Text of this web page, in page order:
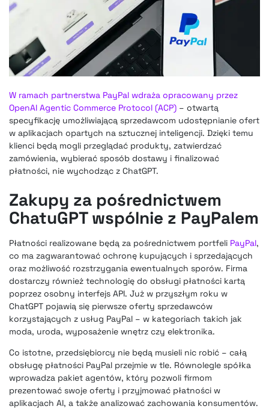
W ramach partnerstwa PayPal wdraża opracowany przez
OpenAI Agentic Commerce Protocol (ACP) – otwartą
specyfikację umożliwiającą sprzedawcom udostępnianie ofert
w aplikacjach opartych na sztucznej inteligencji. Dzięki temu
klienci będą mogli przeglądać produkty, zatwierdzać
zamówienia, wybierać sposób dostawy i finalizować
płatności, nie wychodząc z ChatGPT.
Zakupy za pośrednictwem
ChatuGPT wspólnie z PayPalem
Płatności realizowane będą za pośrednictwem portfeli PayPal,
co ma zagwarantować ochronę kupujących i sprzedających
oraz możliwość rozstrzygania ewentualnych sporów. Firma
dostarczy również technologię do obsługi płatności kartą
poprzez osobny interfejs API. Już w przyszłym roku w
ChatGPT pojawią się pierwsze oferty sprzedawców
korzystających z usług PayPal – w kategoriach takich jak
moda, uroda, wyposażenie wnętrz czy elektronika.
Co istotne, przedsiębiorcy nie będą musieli nic robić – całą
obsługę płatności PayPal przejmie w tle. Równolegle spółka
wprowadza pakiet agentów, który pozwoli firmom
prezentować swoje oferty i przyjmować płatności w
aplikacjach AI, a także analizować zachowania konsumentów.